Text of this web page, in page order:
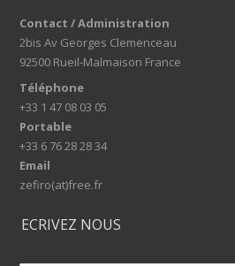
Contact / Administration
2bis Av Georges Clemenceau
92500 Rueil-Malmaison France
Téléphone
+33 1 47 08 03 05
Portable
+33 6 76 28 28 34
Email
zefiro(at)free.fr
ECRIVEZ NOUS